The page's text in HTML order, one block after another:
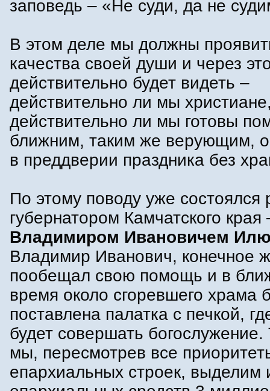
заповедь – «Не суди, да не
В этом деле мы должны
качества своей души и через
действительно будет видеть –
действительно ли мы
действительно ли мы готовы
ближним, таким же верующим,
в преддверии праздника без
По этому поводу уже состоялся
губернатором Камчатского края
Владимиром Ивановичем
Владимир Иванович, конечное
пообещал свою помощь и в
время около сгоревшего храма
поставлена палатка с печкой,
будет совершать
мы, пересмотрев все
епархиальных строек, выделим